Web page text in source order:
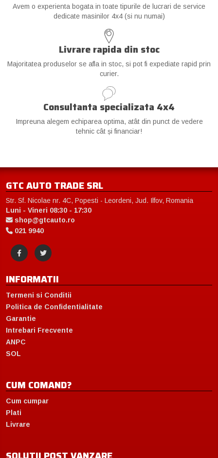
Avem o experienta bogata in toate tipurile de lucrari de service
dedicate masinilor 4x4 (si nu numai)
Livrare rapida din stoc
Majoritatea produselor se afla in stoc, si pot fi expediate rapid prin
curier.
Consultanta specializata 4x4
Impreuna alegem echiparea optima, atât din punct de vedere
tehnic cât și financiar!
GTC AUTO TRADE SRL
Str. Sf. Nicolae nr. 4C, Popesti - Leordeni, Jud. Ilfov, Romania
Luni - Vineri 08:30 - 17:30
shop@gtcauto.ro
021 9940
INFORMATII
Termeni si Conditii
Politica de Confidentialitate
Garantie
Intrebari Frecvente
ANPC
SOL
CUM COMAND?
Cum cumpar
Plati
Livrare